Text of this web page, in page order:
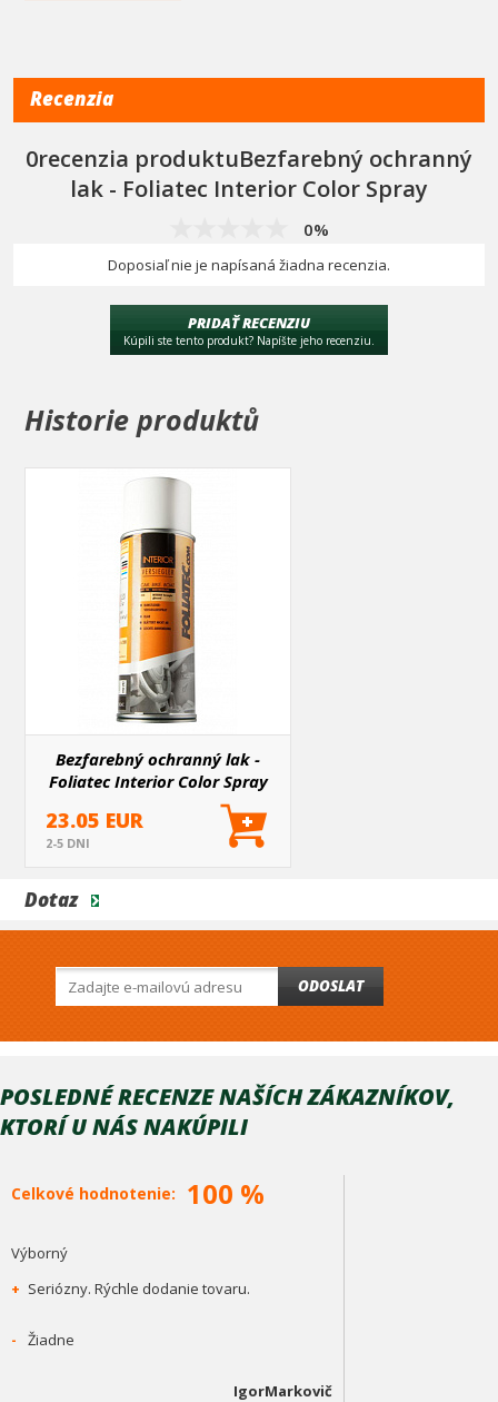
Recenzia
0recenzia produktuBezfarebný ochranný
lak - Foliatec Interior Color Spray
0%
Doposiaľ nie je napísaná žiadna recenzia.
PRIDAŤ RECENZIU
Kúpili ste tento produkt? Napíšte jeho recenziu.
Historie produktů
Bezfarebný ochranný lak -
Foliatec Interior Color Spray
23.05 EUR
2-5 DNI
Dotaz
ODOSLAT
POSLEDNÉ RECENZE NAŠÍCH ZÁKAZNÍKOV,
KTORÍ U NÁS NAKÚPILI
Celkové hodnotenie: 100 %
Výborný
+ Seriózny. Rýchle dodanie tovaru.
- Žiadne
IgorMarkovič